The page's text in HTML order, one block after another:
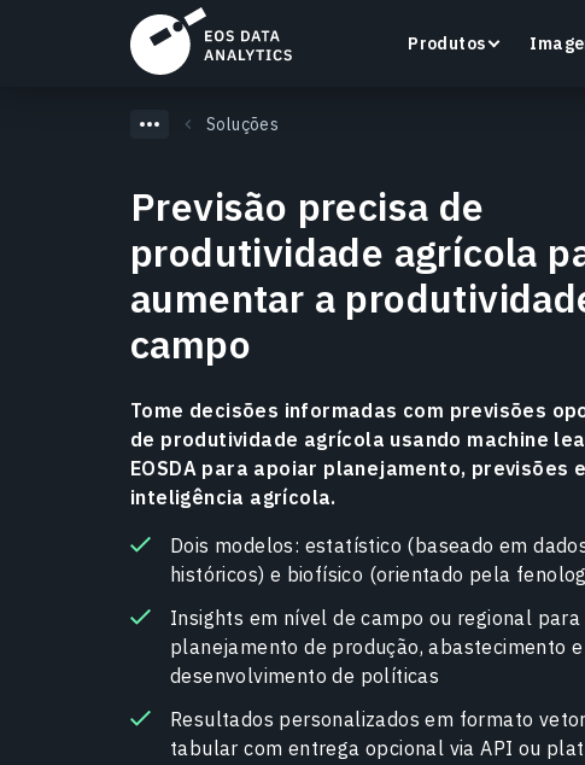
Produtos
LandViewer
Pesquise, visualize e analise imagens de satélite
diretamente no seu navegador.
Soluções
Previsão precisa de
produtividade agrícola
aumentar a
campo
Tome decisões informadas com previsões
de produtividade agrícola usando machine
EOSDA para apoiar planejamento, previsões e
inteligência agrícola.
Dois modelos: estatístico (baseado em
históricos) e biofísico (orientado pela
Insights em nível de campo ou regional para
planejamento de produção, abastecimento e
desenvolvimento de políticas
Resultados personalizados em formato
tabular com entrega opcional via API ou